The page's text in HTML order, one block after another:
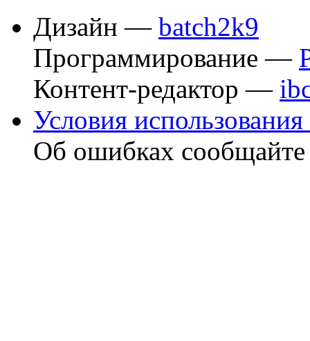
Дизайн — batch2k9
Программирование —
Контент-редактор —
Условия использования
Об ошибках